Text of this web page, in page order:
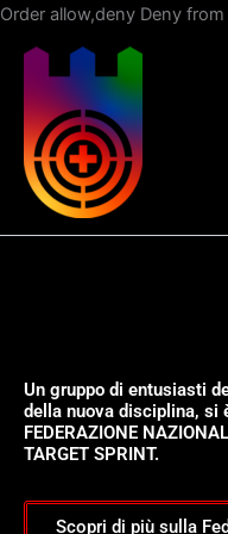
Order allow,deny Deny from
Un gruppo di entusiasti
della nuova disciplina, si
FEDERAZIONE
TARGET SPRINT.
Scopri di più sulla